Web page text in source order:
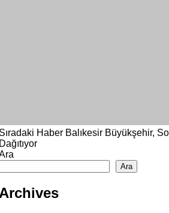
Haber Balıkesir Büyükşehir,
Ara